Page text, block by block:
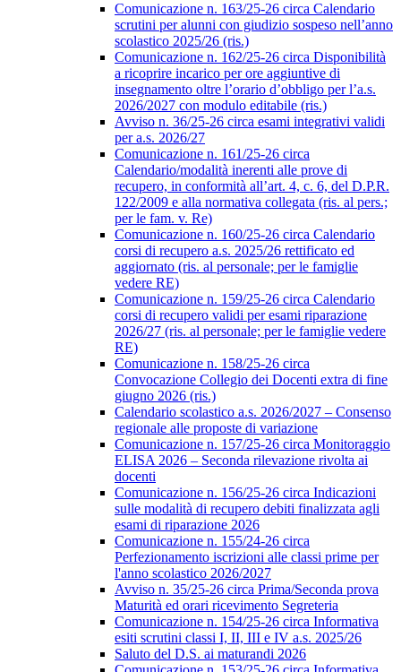
Comunicazione n. 163/25-26 circa Calendario
scrutini per alunni con giudizio sospeso nell’anno
scolastico 2025/26 (ris.)
Comunicazione n. 162/25-26 circa Disponibilità
a ricoprire incarico per ore aggiuntive di
insegnamento oltre l’orario d’obbligo per l’a.s.
2026/2027 con modulo editabile (ris.)
Avviso n. 36/25-26 circa esami integrativi validi
per a.s. 2026/27
Comunicazione n. 161/25-26 circa
Calendario/modalità inerenti alle prove di
recupero, in conformità all’art. 4, c. 6, del D.P.R.
122/2009 e alla normativa collegata (ris. al pers.;
per le fam. v. Re)
Comunicazione n. 160/25-26 circa Calendario
corsi di recupero a.s. 2025/26 rettificato ed
aggiornato (ris. al personale; per le famiglie
vedere RE)
Comunicazione n. 159/25-26 circa Calendario
corsi di recupero validi per esami riparazione
2026/27 (ris. al personale; per le famiglie vedere
RE)
Comunicazione n. 158/25-26 circa
Convocazione Collegio dei Docenti extra di fine
giugno 2026 (ris.)
Calendario scolastico a.s. 2026/2027 – Consenso
regionale alle proposte di variazione
Comunicazione n. 157/25-26 circa Monitoraggio
ELISA 2026 – Seconda rilevazione rivolta ai
docenti
Comunicazione n. 156/25-26 circa Indicazioni
sulle modalità di recupero debiti finalizzata agli
esami di riparazione 2026
Comunicazione n. 155/24-26 circa
Perfezionamento iscrizioni alle classi prime per
l'anno scolastico 2026/2027
Avviso n. 35/25-26 circa Prima/Seconda prova
Maturità ed orari ricevimento Segreteria
Comunicazione n. 154/25-26 circa Informativa
esiti scrutini classi I, II, III e IV a.s. 2025/26
Saluto del D.S. ai maturandi 2026